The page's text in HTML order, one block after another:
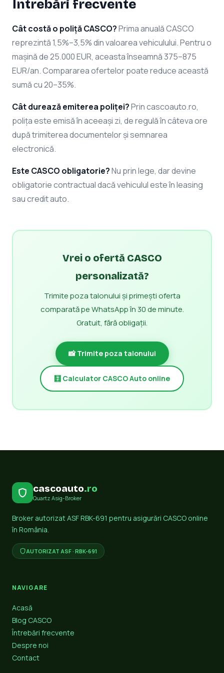
Întrebări frecvente
Cât costă o poliță CASCO?Prima anuală CASCO
reprezintă 1,5%–3,5% din valoarea vehiculului. Pentru o
mașină de 25.000 EUR, aceasta înseamnă 375–875
EUR/an. Compararea ofertelor poate reduce această
sumă cu 20–35%.
Cât durează emiterea poliței?Prin cascoauto.ro,
polița este emisă în aceeași zi, de regulă în câteva ore
după trimiterea documentelor și semnarea
electronică.
Este CASCO obligatorie?Nu prin lege, dar devine
obligatorie contractual dacă vehiculul este în leasing
sau credit auto.
Vrei o ofertă CASCO
personalizată?
Trimite poza talonului și primești oferta
comparată pe WhatsApp în 30 de minute.
Gratuit, fără obligații.
📸 Trimite poza talonului
🧮 Calculator CASCO Auto online
cascoauto.ro
Quartz Asig-Broker
Broker autorizat ASF RBK-691 pentru asigurări CASCO online
în România.
AUTORIZAT ASF · RBK-691
NAVIGARE
Acasă
Blog CASCO
Întrebări frecvente
Despre noi
Contact